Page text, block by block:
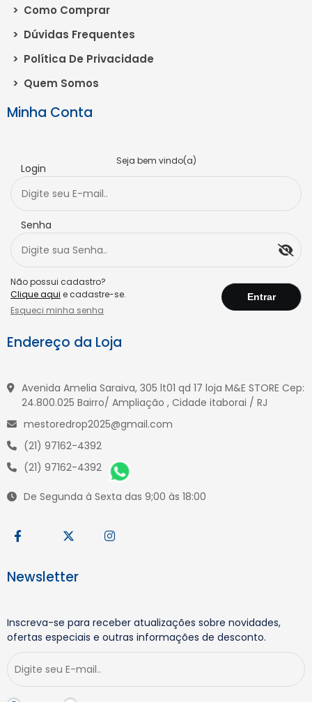
> Como Comprar
> Dúvidas Frequentes
> Política De Privacidade
> Quem Somos
Minha Conta
Seja bem vindo(a)
Login
Senha
Não possui cadastro?
Clique aqui e cadastre-se.
Esqueci minha senha
Endereço da Loja
Avenida Amelia Saraiva, 305 lt01 qd 17 loja M&E STORE Cep:
24.800.025 Bairro/ Ampliação , Cidade itaborai / RJ
mestoredrop2025@gmail.com
(21) 97162-4392
(21) 97162-4392
De Segunda à Sexta das 9;00 às 18:00
Newsletter
Inscreva-se para receber atualizações sobre novidades,
ofertas especiais e outras informações de desconto.